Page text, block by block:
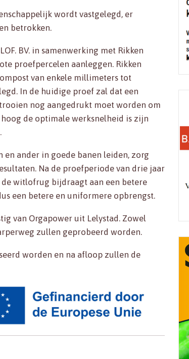
wordt vastgelegd, er
betrokken.
BV. in samenwerking met Rikken
proefpercelen aanleggen. Rikken
van enkele millimeters tot
In de huidige proef zal dat een
nog aangedrukt moet worden om
de optimale werksnelheid is zijn
en ander in goede banen leiden, zorg
Na de proefperiode van drie jaar
witlofrug bijdraagt aan een betere
een betere en uniformere opbrengst.
van Orgapower uit Lelystad. Zowel
zullen geprobeerd worden.
worden en na afloop zullen de